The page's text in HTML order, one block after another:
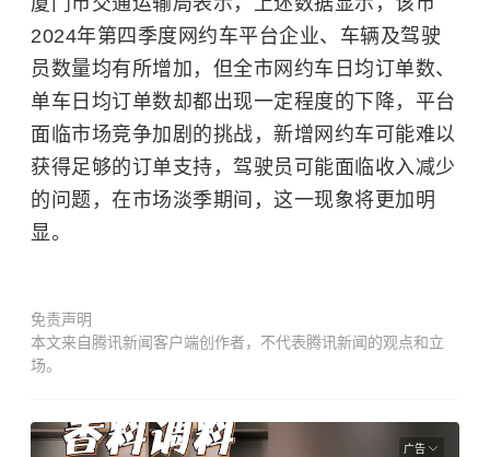
2024年第四季度网约车平台企业、车辆及驾驶
员数量均有所增加，但全市网约车日均订单数、
单车日均订单数却都出现一定程度的下降，平台
面临市场竞争加剧的挑战，新增网约车可能难以
获得足够的订单支持，驾驶员可能面临收入减少
的问题，在市场淡季期间，这一现象将更加明
显。
免责声明
本文来自腾讯新闻客户端创作者，不代表腾讯新闻的观点和立
场。
广告